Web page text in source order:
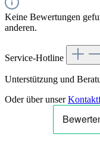
Keine Bewertungen
anderen.
Service-Hotline
Unterstützung und
Oder über unser